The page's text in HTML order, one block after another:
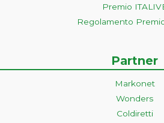
Premio
Regolamento
Partner
Markonet
Wonders
Coldiretti